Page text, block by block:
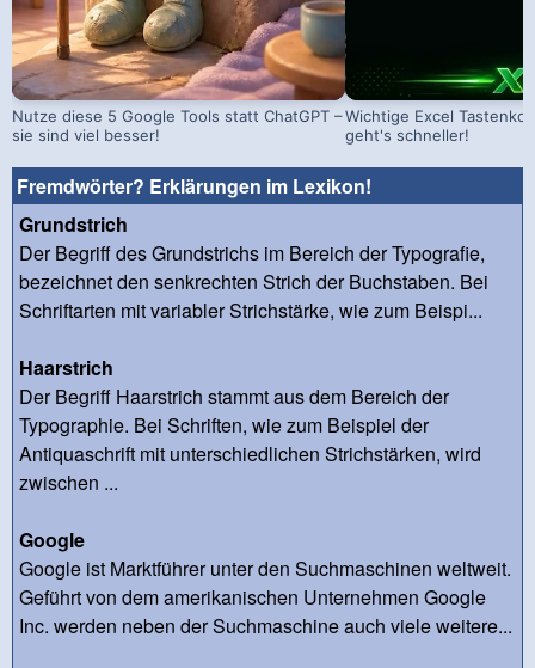
Nutze diese 5 Google Tools statt ChatGPT –
sie sind viel besser!
Wichtige Excel
geht's schneller!
Fremdwörter? Erklärungen im Lexikon!
Grundstrich
Der Begriff des Grundstrichs im Bereich der Typografie,
bezeichnet den senkrechten Strich der Buchstaben. Bei
Schriftarten mit variabler Strichstärke, wie zum Beispi...
Haarstrich
Der Begriff Haarstrich stammt aus dem Bereich der
Typographie. Bei Schriften, wie zum Beispiel der
Antiquaschrift mit unterschiedlichen Strichstärken, wird
zwischen ...
Google
Google ist Marktführer unter den Suchmaschinen weltweit.
Geführt von dem amerikanischen Unternehmen Google
Inc. werden neben der Suchmaschine auch viele weitere...